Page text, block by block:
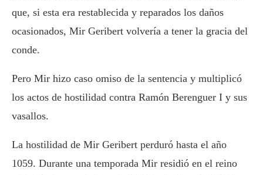
que, si esta era restablecida y reparados los daños
ocasionados, Mir Geribert volvería a tener la gracia del
conde.
Pero Mir hizo caso omiso de la sentencia y multiplicó
los actos de hostilidad contra Ramón Berenguer I y sus
vasallos.
La hostilidad de Mir Geribert perduró hasta el año
1059. Durante una temporada Mir residió en el reino